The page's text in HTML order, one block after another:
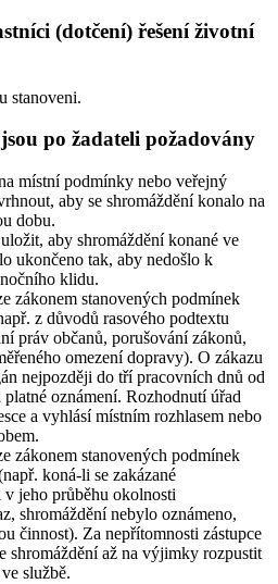
(dotčení) řešení životní
stanoveni.
po žadateli požadovány
místní podmínky nebo veřejný
aby se shromáždění konalo na
dobu.
aby shromáždění konané ve
ukončeno tak, aby nedošlo k
klidu.
zákonem stanovených podmínek
z důvodů rasového podtextu
práv občanů, porušování zákonů,
omezení dopravy). O zákazu
nejpozději do tří pracovních dnů od
oznámení. Rozhodnutí úřad
a vyhlásí místním rozhlasem nebo
zákonem stanovených podmínek
koná-li se zakázané
jeho průběhu okolnosti
shromáždění nebylo oznámeno,
činnost). Za nepřítomnosti zástupce
shromáždění až na výjimky rozpustit
službě.